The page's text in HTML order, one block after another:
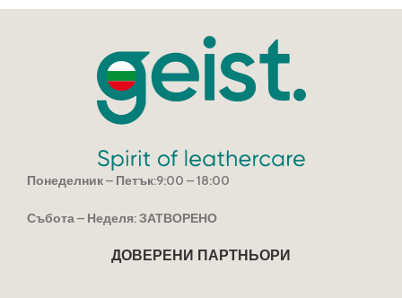
Понеделник – Петък:9:00 – 18:00
Събота – Неделя: ЗАТВОРЕНО
ДОВЕРЕНИ ПАРТНЬОРИ